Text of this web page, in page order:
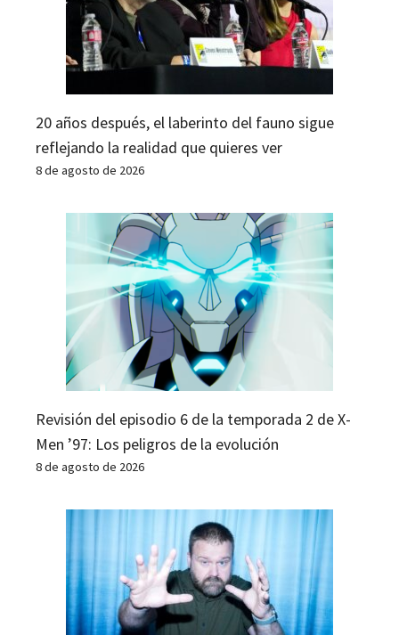
20 años después, el laberinto del fauno sigue
reflejando la realidad que quieres ver
8 de agosto de 2026
Revisión del episodio 6 de la temporada 2 de X-
Men ’97: Los peligros de la evolución
8 de agosto de 2026